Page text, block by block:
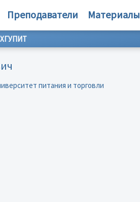
Преподаватели Материалы
ХГУПИТ
питания и торговли